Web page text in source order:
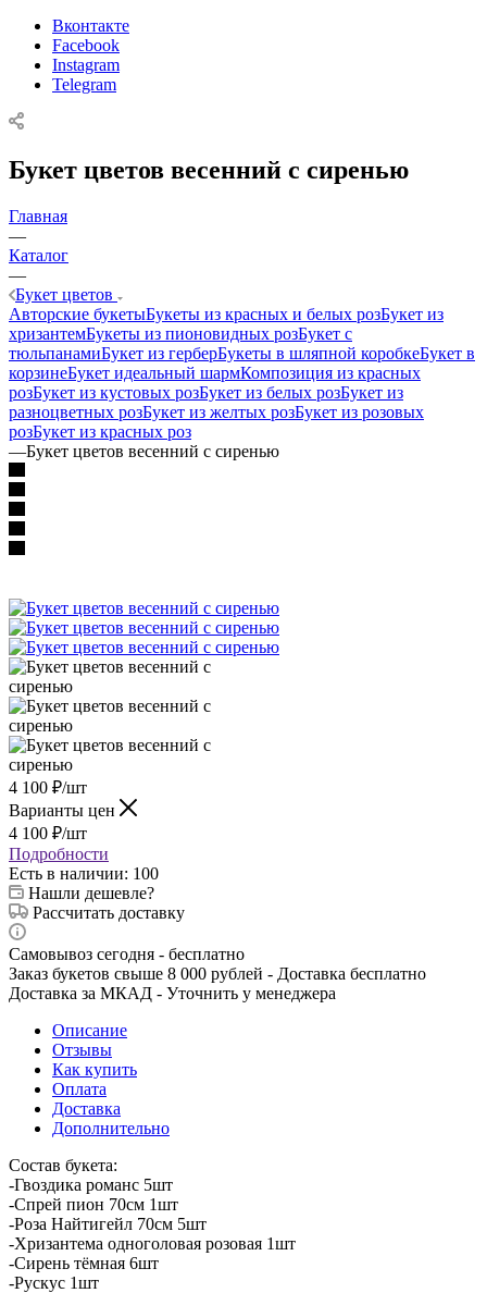
Вконтакте
Facebook
Instagram
Telegram
Букет цветов весенний с сиренью
Главная
—
Каталог
—
Букет цветов
Авторские букетыБукеты из красных и белых розБукет из
хризантемБукеты из пионовидных розБукет с
тюльпанамиБукет из герберБукеты в шляпной коробкеБукет в
корзинеБукет идеальный шармКомпозиция из красных
розБукет из кустовых розБукет из белых розБукет из
разноцветных розБукет из желтых розБукет из розовых
розБукет из красных роз
—Букет цветов весенний с сиренью
4 100 ₽/шт
Варианты цен
4 100 ₽/шт
Подробности
Есть в наличии: 100
Нашли дешевле?
Рассчитать доставку
Самовывоз сегодня - бесплатно
Заказ букетов свыше 8 000 рублей - Доставка бесплатно
Доставка за МКАД - Уточнить у менеджера
Описание
Отзывы
Как купить
Оплата
Доставка
Дополнительно
Состав букета:
-Гвоздика романс 5шт
-Спрей пион 70см 1шт
-Роза Найтигейл 70см 5шт
-Хризантема одноголовая розовая 1шт
-Сирень тёмная 6шт
-Рускус 1шт